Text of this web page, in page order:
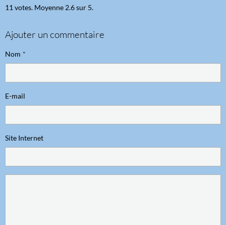
11 votes. Moyenne 2.6sur 5.
Ajouter un commentaire
Nom
E-mail
Site Internet